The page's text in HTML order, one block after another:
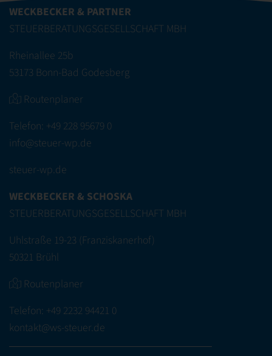
WECKBECKER & PARTNER
STEUERBERATUNGSGESELLSCHAFT MBH
Rheinallee 25b
53173 Bonn-Bad Godesberg
Routenplaner
Telefon: +49 228 95679 0
info@steuer-wp.de
steuer-wp.de
WECKBECKER & SCHOSKA
STEUERBERATUNGSGESELLSCHAFT MBH
Uhlstraße 19-23 (Franziskanerhof)
50321 Brühl
Routenplaner
Telefon: +49 2232 94421 0
kontakt@ws-steuer.de